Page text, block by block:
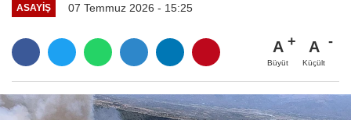
ASAYIŞ 07 Temmuz 2026 - 15:25
A
Büyüt
A
Küçült